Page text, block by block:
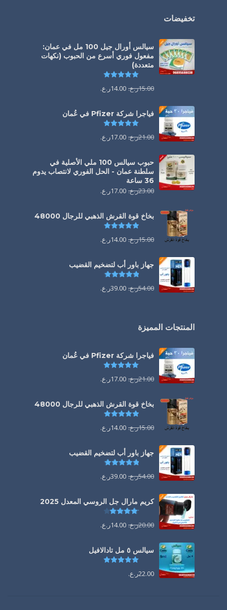
تخفيضات
سيالس أورال جيل 100 مل في عمان:
مفعول فوري أسرع من الحبوب (نكهات
متعددة)
15.00ر.ع. 14.00ر.ع.
فياجرا شركة Pfizer في عُمان
21.00ر.ع. 17.00ر.ع.
حبوب سيالس 100 ملي الأصلية في
سلطنة عمان - الحل الفوري لانتصاب يدوم
36 ساعة
23.00ر.ع. 17.00ر.ع.
بخاخ قوة القرش الذهبي للرجال 48000
تم التقييم
15.00ر.ع. 14.00ر.ع.
جهاز باور أب لتضخيم القضيب
تم التقييم
54.00ر.ع. 39.00ر.ع.
المنتجات المميزة
فياجرا شركة Pfizer في عُمان
21.00ر.ع. 17.00ر.ع.
بخاخ قوة القرش الذهبي للرجال 48000
تم التقييم
15.00ر.ع. 14.00ر.ع.
جهاز باور أب لتضخيم القضيب
تم التقييم
54.00ر.ع. 39.00ر.ع.
كريم مارال جل الروسي المعدل 2025
تم التقييم
20.00ر.ع. 14.00ر.ع.
سيالس ٥ مل تادالافيل
22.00ر.ع.